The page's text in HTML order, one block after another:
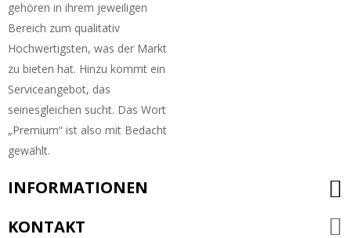
gehören in ihrem jeweiligen
Bereich zum qualitativ
Hochwertigsten, was der Markt
zu bieten hat. Hinzu kommt ein
Serviceangebot, das
seinesgleichen sucht. Das Wort
„Premium“ ist also mit Bedacht
gewählt.
INFORMATIONEN
KONTAKT